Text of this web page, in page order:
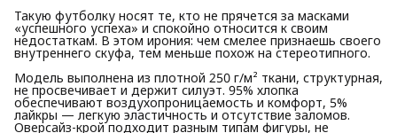
Такую футболку носят те, кто не прячется за масками
«успешного успеха» и спокойно относится к своим
недостаткам. В этом ирония: чем смелее признаешь своего
внутреннего скуфа, тем меньше похож на стереотипного.
Модель выполнена из плотной 250 г/м² ткани, структурная,
не просвечивает и держит силуэт. 95% хлопка
обеспечивают воздухопроницаемость и комфорт, 5%
лайкры — легкую эластичность и отсутствие заломов.
Оверсайз-крой подходит разным типам фигуры, не